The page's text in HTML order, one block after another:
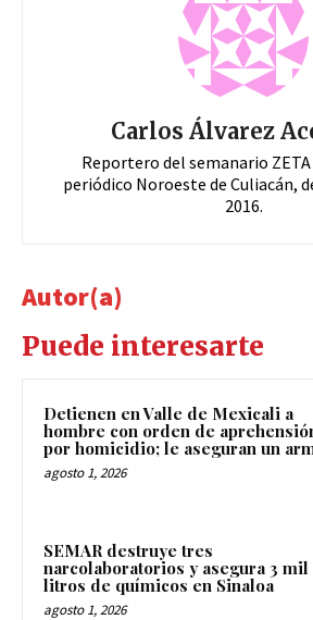
Carlos Álvarez
Reportero del semanario
periódico Noroeste de Culiacán,
2016.
Autor(a)
Puede interesarte
Detienen en Valle de Mexicali a
hombre con orden de
por homicidio; le aseguran un
agosto 1, 2026
SEMAR destruye tres
narcolaboratorios y asegura 3 mil
litros de químicos en Sinaloa
agosto 1, 2026